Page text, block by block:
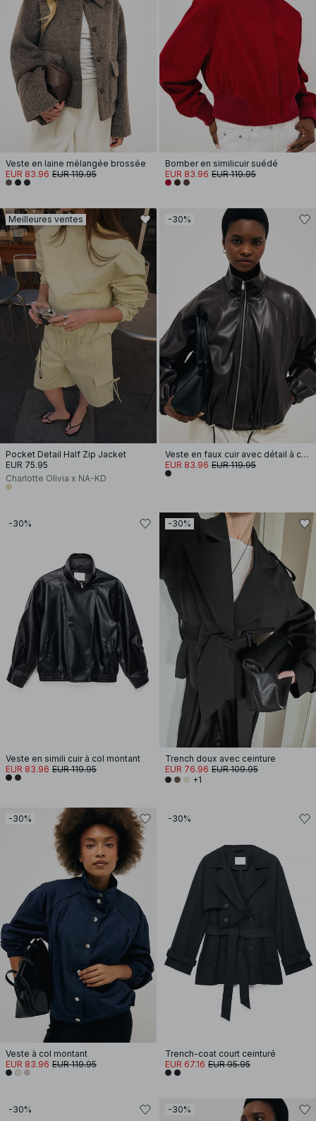
Veste en laine mélangée brossée
EUR 83.96 EUR 119.95
Bomber en similicuir suédé
EUR 83.96 EUR 119.95
Meilleures ventes
Pocket Detail Half Zip Jacket
EUR 75.95
Charlotte Olivia x NA-KD
-30%
Veste en faux cuir avec détail à cordon de serrage
EUR 83.96 EUR 119.95
-30%
Veste en simili cuir à col montant
EUR 83.96 EUR 119.95
-30%
Trench doux avec ceinture
EUR 76.96 EUR 109.95
+1
-30%
Veste à col montant
EUR 83.96 EUR 119.95
-30%
Trench-coat court ceinturé
EUR 67.16 EUR 95.95
-30% -30%